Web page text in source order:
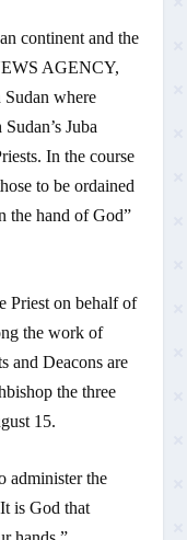
continent and the
AGENCY,
where
Juba
In the course
to be ordained
the hand of God”
Priest on behalf of
the work of
and Deacons are
the three
15.
administer the
is God that